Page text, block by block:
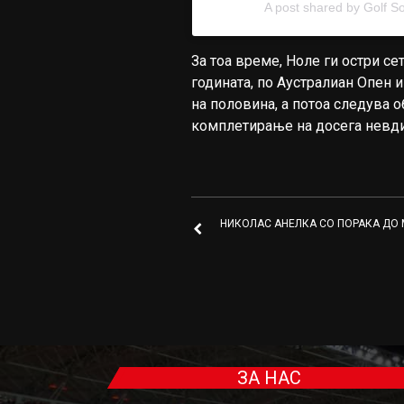
A post shared by Golf
За тоа време, Ноле ги остри
годината, по Аустралиан Опен
на половина, а потоа следува
комплетирање на досега
НИКОЛАС АНЕЛКА СО ПОРАКА ДО
ЗА НАС